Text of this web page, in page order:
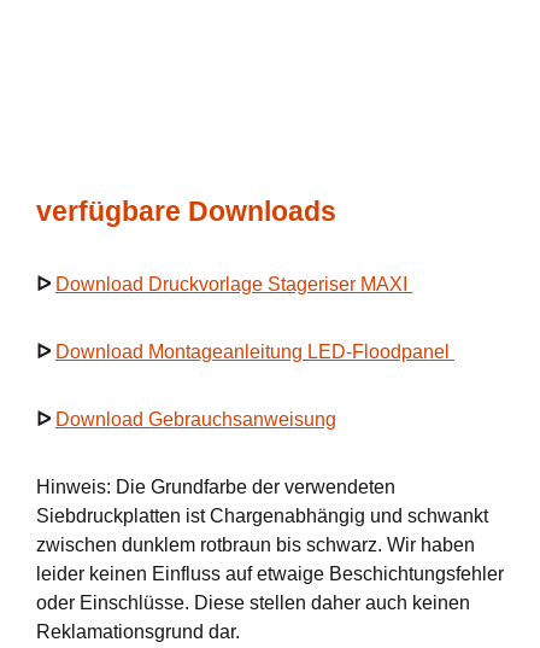
verfügbare Downloads
ᐅ Download Druckvorlage Stageriser MAXI
ᐅ Download Montageanleitung LED-Floodpanel
ᐅ Download Gebrauchsanweisung
Hinweis: Die Grundfarbe der verwendeten
Siebdruckplatten ist Chargenabhängig und schwankt
zwischen dunklem rotbraun bis schwarz. Wir haben
leider keinen Einfluss auf etwaige Beschichtungsfehler
oder Einschlüsse. Diese stellen daher auch keinen
Reklamationsgrund dar.